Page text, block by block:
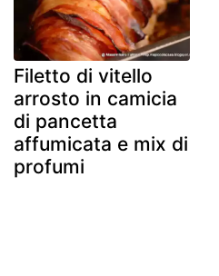
Filetto di vitello
arrosto in camicia
di pancetta
affumicata e mix di
profumi